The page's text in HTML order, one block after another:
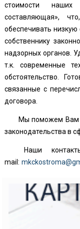
стоимости наших
составляющая»,
обеспечивать низкую
собственнику
надзорных органов.
т.к. современные
обстоятельство.
связанные с
договора.
Мы поможем Вам
законодательства в
Наши
mail: